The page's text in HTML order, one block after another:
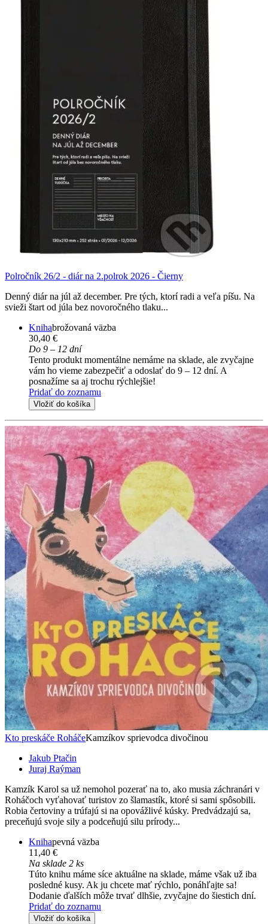
Polročník 26/2 - diár na 2.polrok 2026 - Čierny
Denný diár na júl až december. Pre tých, ktorí radi a veľa píšu. Na
svieži štart od júla bez novoročného tlaku...
Knihabrožovaná väzba
30,40 €
Do 9 – 12 dní
Tento produkt momentálne nemáme na sklade, ale zvyčajne
vám ho vieme zabezpečiť a odoslať do 9 – 12 dní. A
posnažíme sa aj trochu rýchlejšie!
Pridať do zoznamu
Vložiť do košíka
Kto preskáče RoháčeKamzíkov sprievodca divočinou
Jakub Ptačin
Juraj Raýman
Kamzík Karol sa už nemohol pozerať na to, ako musia záchranári v
Roháčoch vyťahovať turistov zo šlamastík, ktoré si sami spôsobili.
Robia čertoviny a trúfajú si na opovážlivé kúsky. Predvádzajú sa,
preceňujú svoje sily a podceňujú silu prírody...
Knihapevná väzba
11,40 €
Na sklade 2 ks
Túto knihu máme síce aktuálne na sklade, máme však už iba
posledné kusy. Ak ju chcete mať rýchlo, ponáhľajte sa!
Dodanie ďalších môže trvať dlhšie, zvyčajne do šiestich dní.
Pridať do zoznamu
Vložiť do košíka